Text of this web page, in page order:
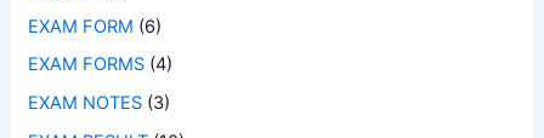
EXAM FORM (6)
EXAM FORMS (4)
EXAM NOTES (3)